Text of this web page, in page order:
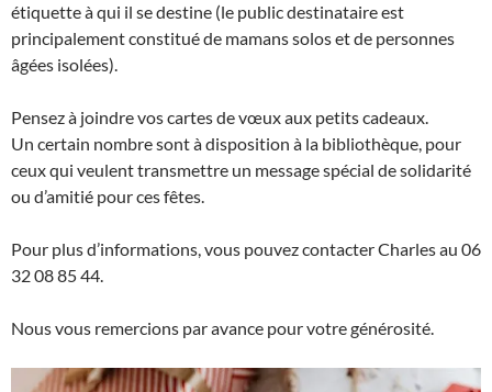
étiquette à qui il se destine (le public destinataire est
principalement constitué de mamans solos et de personnes
âgées isolées).
Pensez à joindre vos cartes de vœux aux petits cadeaux.
Un certain nombre sont à disposition à la bibliothèque, pour
ceux qui veulent transmettre un message spécial de solidarité
ou d’amitié pour ces fêtes.
Pour plus d’informations, vous pouvez contacter Charles au 06
32 08 85 44.
Nous vous remercions par avance pour votre générosité.